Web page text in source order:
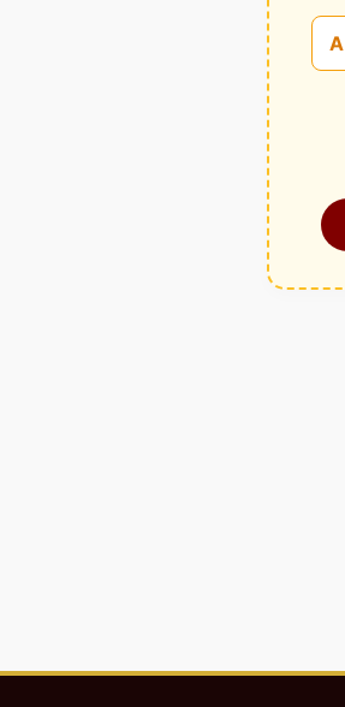
A